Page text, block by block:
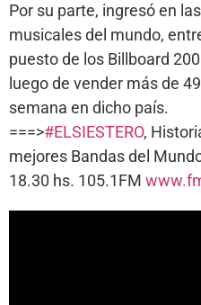
Por su parte, ingresó en
musicales del mundo,
puesto de los Billboard
luego de vender más de
semana en dicho país.
===>#ELSIESTERO,
mejores Bandas del
18.30 hs. 105.1FM